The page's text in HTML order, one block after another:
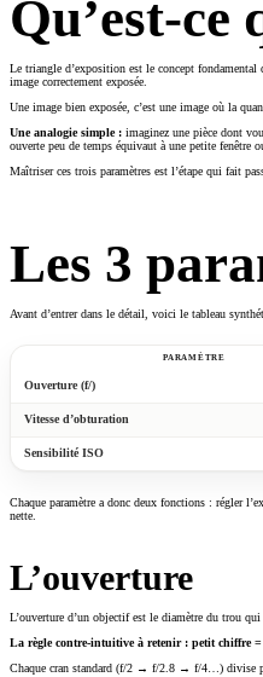
Qu’est-ce
Le triangle d’exposition est le concept
image correctement exposée.
Une image bien exposée, c’est une image où la
Une analogie simple : imaginez une pièce dont
ouverte peu de temps équivaut à une petite fenêtre
Maîtriser ces trois paramètres est l’étape qui fait
Les 3
Avant d’entrer dans le détail, voici le tableau
PARAMÈTRE
Ouverture(f/)
Vitesse d’obturation
Sensibilité ISO
Chaque paramètre a donc deux fonctions : régler
nette.
L’ouverture
L’ouverture d’un objectif est le diamètre du trou
La règle contre-intuitive à retenir : petit chiffre
Chaque cran standard (f/2 → f/2.8 → f/4…) divise